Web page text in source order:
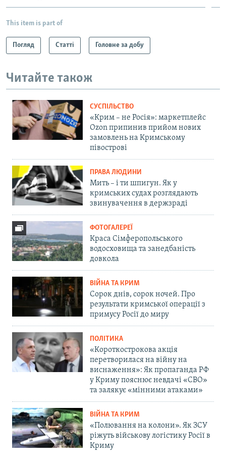
This item is part of
Погляд Статті Головне за добу
Читайте також
СУСПІЛЬСТВО
«Крим – не Росія»: маркетплейс
Ozon припинив прийом нових
замовлень на Кримському
півострові
ПРАВА ЛЮДИНИ
Мить – і ти шпигун. Як у
кримських судах розглядають
звинувачення в держзраді
ФОТОГАЛЕРЕЇ
Краса Сімферопольського
водосховища та занедбаність
довкола
ВІЙНА ТА КРИМ
Сорок днів, сорок ночей. Про
результати кримської операції з
примусу Росії до миру
ПОЛІТИКА
«Короткострокова акція
перетворилася на війну на
виснаження»: Як пропаганда РФ
у Криму пояснює невдачі «СВО»
та залякує «мінними атаками»
ВІЙНА ТА КРИМ
«Полювання на колони». Як ЗСУ
ріжуть військову логістику Росії в
Криму